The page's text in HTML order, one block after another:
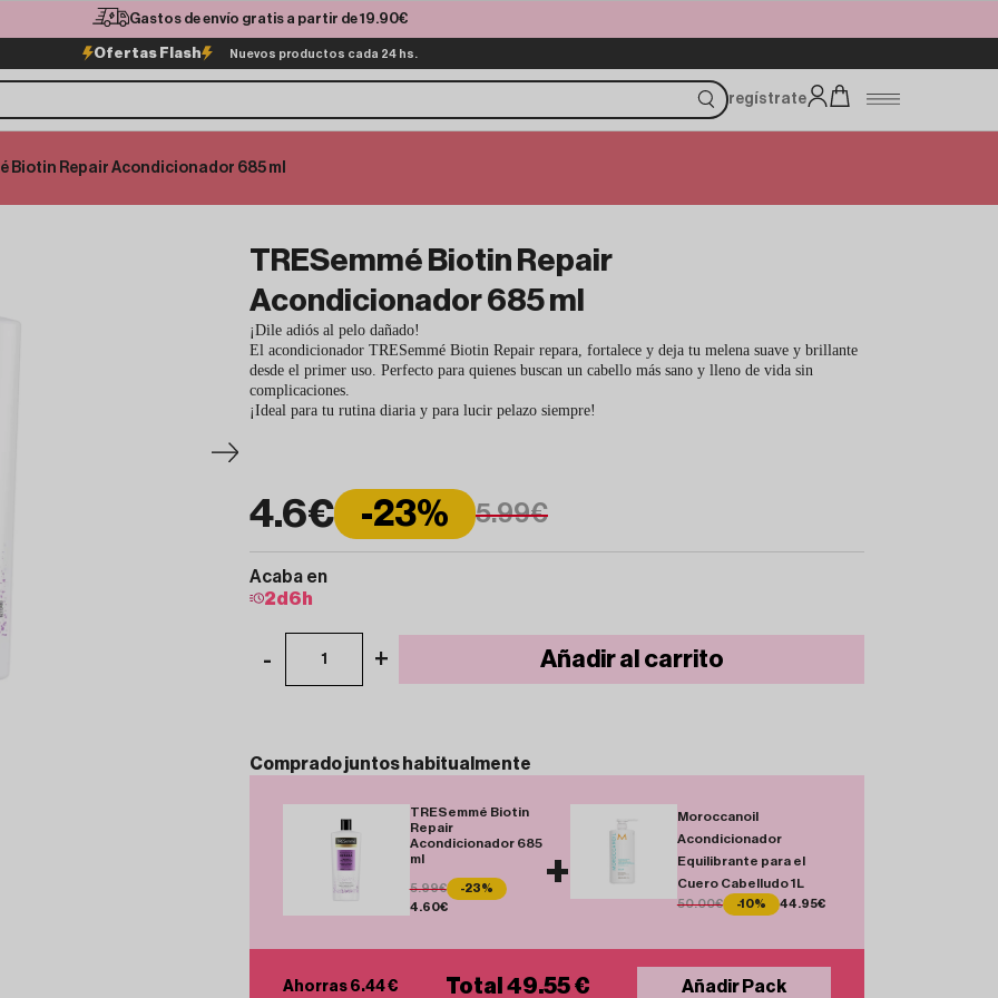
Gastos de envío gratis a partir de 19.90€
Ofertas Flash Nuevos productos cada 24 hs.
regístrate
Biotin Repair Acondicionador 685 ml
TRESemmé Biotin Repair
Acondicionador 685 ml
¡Dile adiós al pelo dañado!
El acondicionador TRESemmé Biotin Repair repara, fortalece y deja tu melena suave y brillante
desde el primer uso. Perfecto para quienes buscan un cabello más sano y lleno de vida sin
complicaciones.
¡Ideal para tu rutina diaria y para lucir pelazo siempre!
4.6€ -23% 5.99€
Acaba en
2d 6 h
- 1 + Añadir al carrito
Compradojuntos habitualmente
TRESemmé Biotin
Repair
Acondicionador 685
ml
5.99€
-23%
4.60€
+
Moroccanoil
Acondicionador
Equilibrante para el
Cuero Cabelludo 1L
50.00€ -10% 44.95€
Ahorras 6.44 € Total 49.55 € Añadir Pack